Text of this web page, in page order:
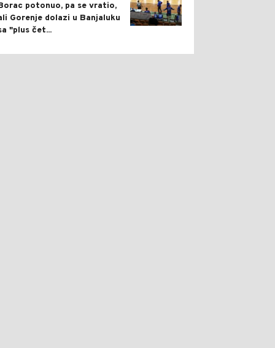
| Pre 47 min
NAPORI URODILI
SVIJET | Pre 1 h
potonuo, pa se vratio,
Gorenje dolazi u Banjaluku
"plus čet...